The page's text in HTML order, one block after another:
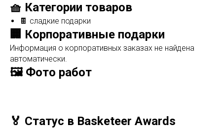
🧺 Категории товаров
🍫 сладкие подарки
🏢 Корпоративные подарки
Информация о корпоративных заказах не найдена
автоматически.
🖼️ Фото работ
🏅 Статус в Basketeer Awards